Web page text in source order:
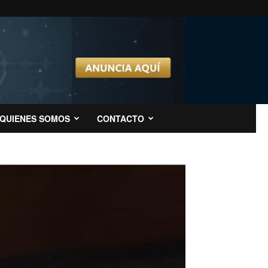
QUIENES SOMOS CONTACTO